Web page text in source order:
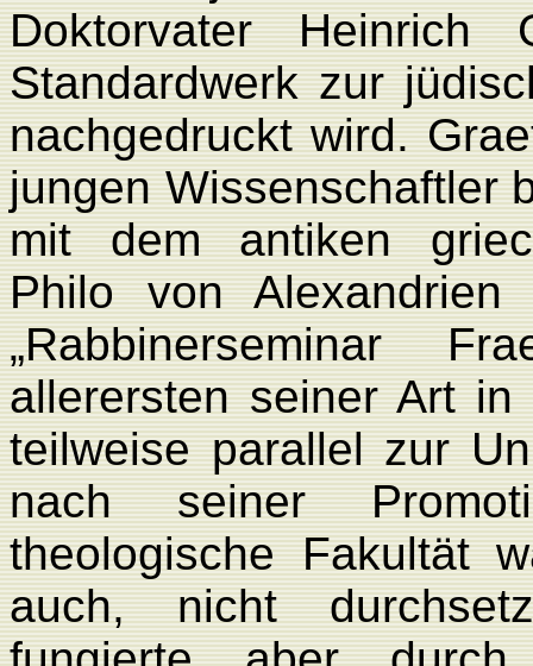
Doktorvater Heinrich
Standardwerk zur
nachgedruckt wird.
jungen Wissenschaftler
mit dem antiken
Philo von
„Rabbinerseminar
allerersten seiner Art in
teilweise parallel zur
nach seiner
theologische Fakultät
auch, nicht